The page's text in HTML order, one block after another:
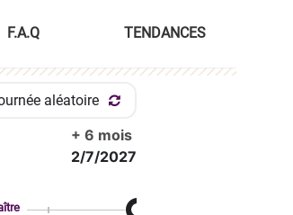
F.A.Q TENDANCES
aléatoire
+ 6 mois
2/7/2027